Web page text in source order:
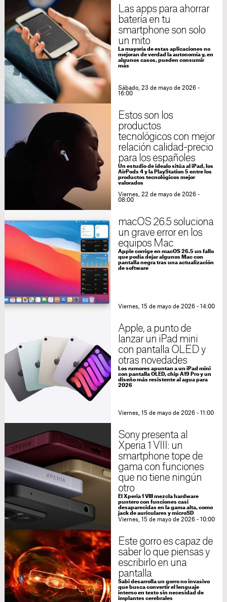
Las apps para ahorrar
batería en tu
smartphone son solo
un mito
La mayoría de estas aplicaciones no
mejoran de verdad la autonomía y, en
algunos casos, pueden consumir
más
Sábado, 23 de mayo de 2026 -
16:00
Estos son los
productos
tecnológicos con mejor
relación calidad-precio
para los españoles
Un estudio de idealo sitúa al iPad, los
AirPods 4 y la PlayStation 5 entre los
productos tecnológicos mejor
valorados
Viernes, 22 de mayo de 2026 -
08:00
macOS 26.5 soluciona
un grave error en los
equipos Mac
Apple corrige en macOS 26.5 un fallo
que podía dejar algunos Mac con
pantalla negra tras una actualización
de software
Viernes, 15 de mayo de 2026 - 14:00
Apple, a punto de
lanzar un iPad mini
con pantalla OLED y
otras novedades
Los rumores apuntan a un iPad mini
con pantalla OLED, chip A19 Pro y un
diseño más resistente al agua para
2026
Viernes, 15 de mayo de 2026 - 11:00
Sony presenta al
Xperia 1 VIII: un
smartphone tope de
gama con funciones
que no tiene ningún
otro
El Xperia 1 VIII mezcla hardware
puntero con funciones casi
desaparecidas en la gama alta, como
jack de auriculares y microSD
Viernes, 15 de mayo de 2026 - 10:00
Este gorro es capaz de
saber lo que piensas y
escribirlo en una
pantalla
Sabi desarrolla un gorro no invasivo
que busca convertir el lenguaje
interno en texto sin necesidad de
implantes cerebrales